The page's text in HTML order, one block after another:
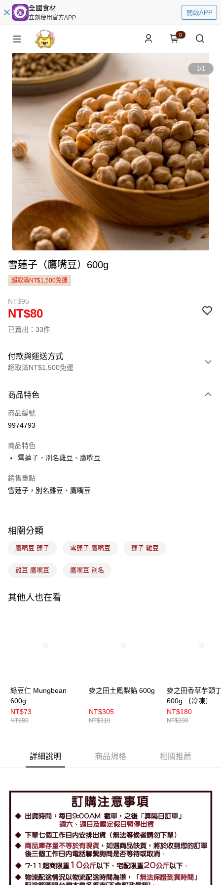
全國食材
立刻使用官方APP
開啟APP
0
1/1
雪蓮子（鷹嘴豆）600g
超取滿NT$1,500免運
NT$95
NT$80
已賣出：33件
付款與運送方式
超取滿NT$1,500免運
信用卡一次付款
LINE Pay
悠遊付
Google Pay
全盈+PAY
運送方式
7-11取貨(5kg以內，尺寸不超過90cm)
每筆NT$100，滿NT$1,500(含以上)免運費
商品特色
商品編號
9974793
商品特色
雪蓮子，別名雞豆、鷹嘴豆
銷售重點
雪蓮子，別名雞豆、鷹嘴豆
相關分類
鷹嘴豆 蓮子 雪蓮子 鷹嘴豆 蓮子 雞豆
雞豆 鷹嘴豆 鷹嘴豆 別名
其他人也在看
綠豆仁 Mungbean
600g
NT$73
NT$80
麥之田土鳳梨餡 600g
NT$305
NT$310
麥之田香草芋頭
600g 〔冷凍〕
NT$180
NT$200
詳細說明 商品規格 相關推薦